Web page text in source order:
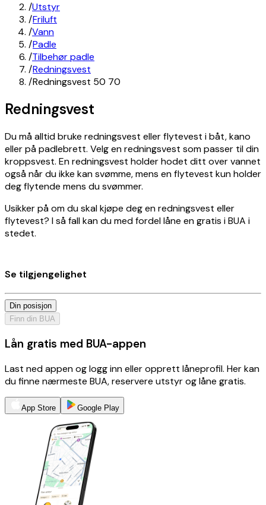
/Utstyr
/Friluft
/Vann
/Padle
/Tilbehør padle
/Redningsvest
/Redningsvest 50 70
Redningsvest
Du må alltid bruke redningsvest eller flytevest i båt, kano
eller på padlebrett. Velg en redningsvest som passer til din
kroppsvest. En redningsvest holder hodet ditt over vannet
også når du ikke kan svømme, mens en flytevest kun holder
deg flytende mens du svømmer.
Usikker på om du skal kjøpe deg en redningsvest eller
flytevest? I så fall kan du med fordel låne en gratis i BUA i
stedet.
Se tilgjengelighet
Din posisjon
Finn din BUA
Lån gratis med BUA-appen
Last ned appen og logg inn eller opprett låneprofil. Her kan
du finne nærmeste BUA, reservere utstyr og låne gratis.
App Store Google Play